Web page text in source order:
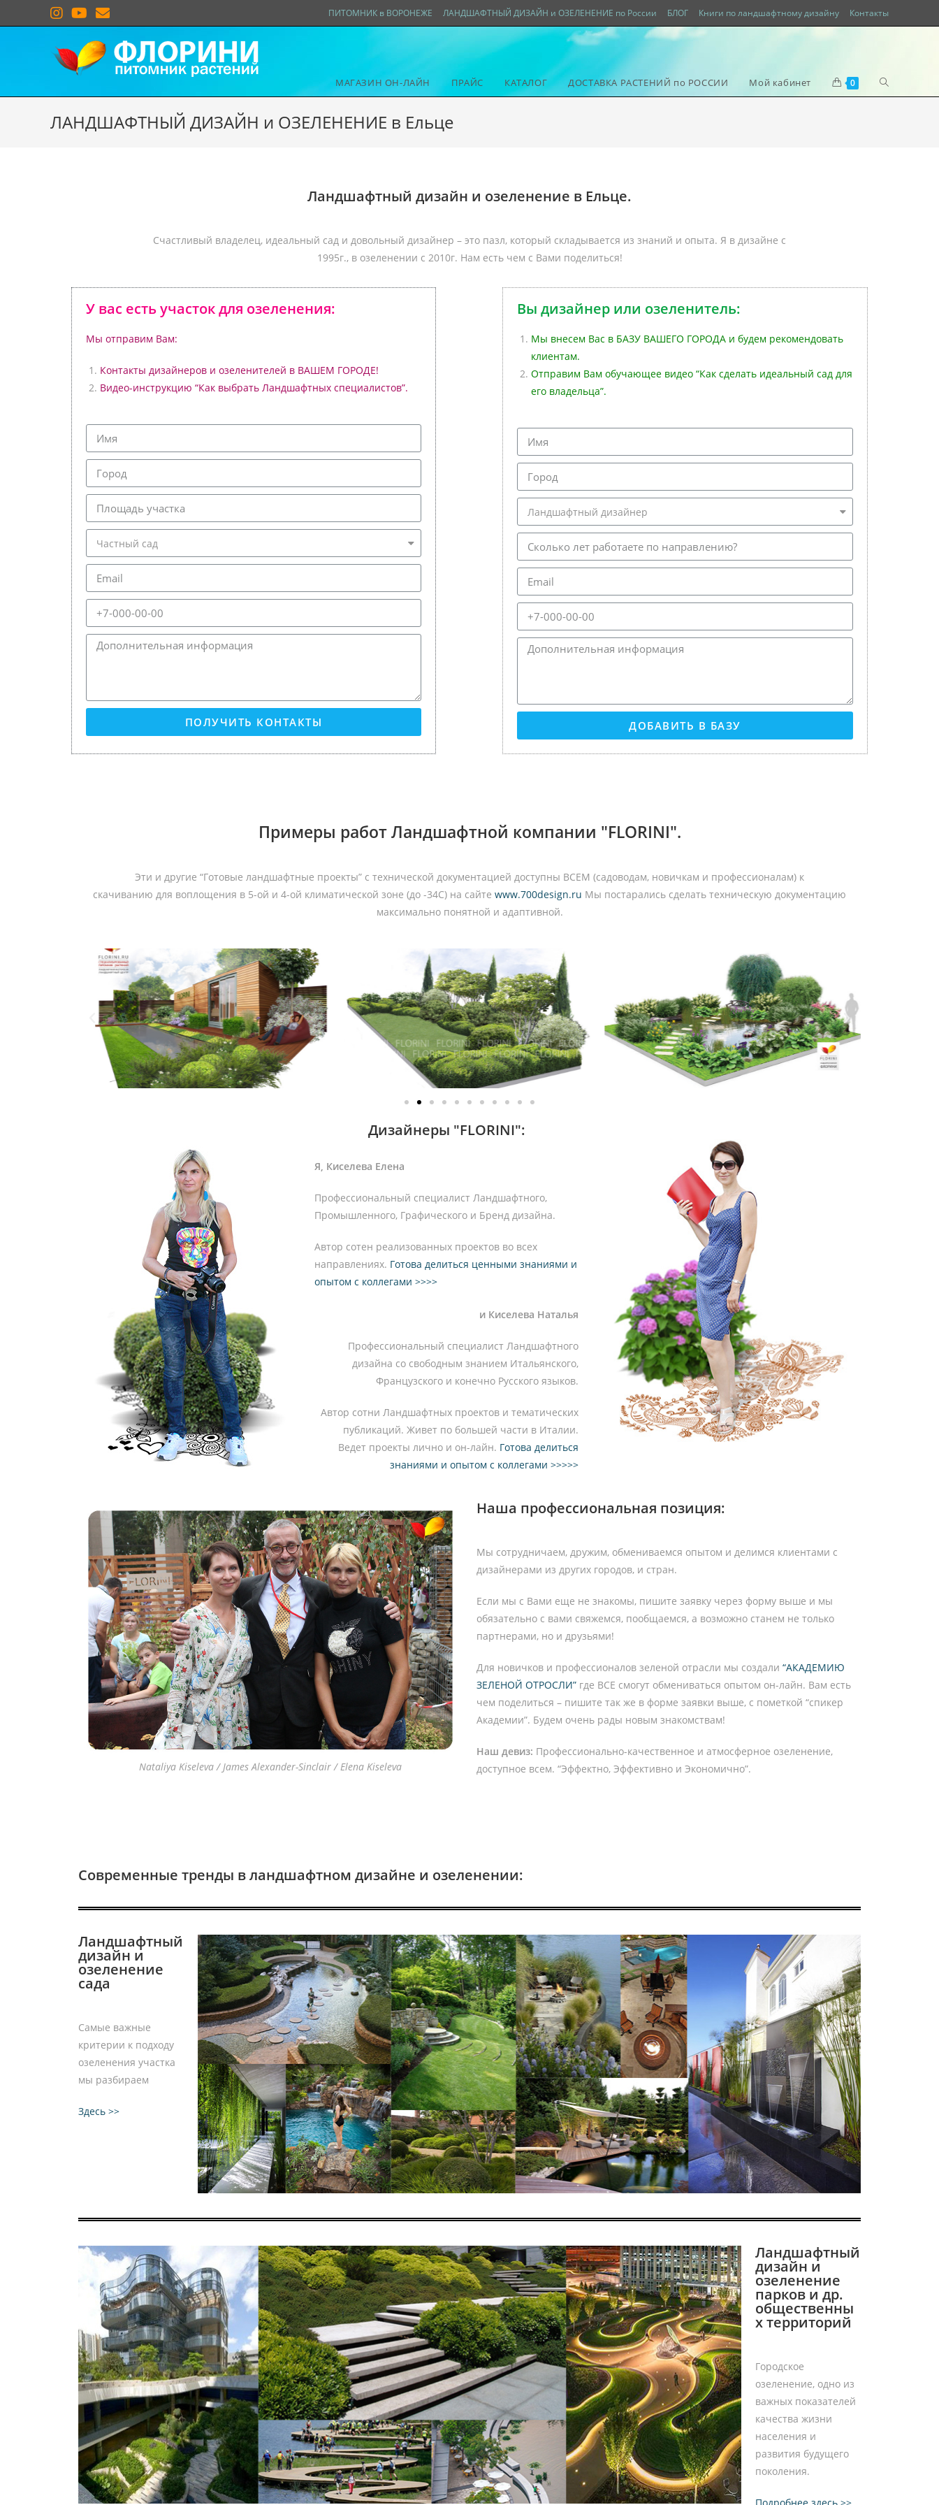
ПИТОМНИК в ВОРОНЕЖЕ ЛАНДШАФТНЫЙ ДИЗАЙН и ОЗЕЛЕНЕНИЕ по России БЛОГ Книги по ландшафтному дизайну Контакты
МАГАЗИН ОН-ЛАЙН ПРАЙС КАТАЛОГ ДОСТАВКА РАСТЕНИЙ по РОССИИ Мой кабинет 0
ЛАНДШАФТНЫЙ ДИЗАЙН и ОЗЕЛЕНЕНИЕ в Ельце
Ландшафтный дизайн и озеленение в Ельце.
Счастливый владелец, идеальный сад и довольный дизайнер – это пазл, который складывается из знаний и опыта. Я в дизайне с
1995г., в озеленении с 2010г. Нам есть чем с Вами поделиться!
У вас есть участок для озеленения:
Мы отправим Вам:
Контакты дизайнеров и озеленителей в ВАШЕМ ГОРОДЕ!
Видео-инструкцию “Как выбрать Ландшафтных специалистов”.
ПОЛУЧИТЬ КОНТАКТЫ
Вы дизайнер или озеленитель:
Мы внесем Вас в БАЗУ ВАШЕГО ГОРОДА и будем рекомендовать
клиентам.
Отправим Вам обучающее видео “Как сделать идеальный сад для
его владельца”.
ДОБАВИТЬ В БАЗУ
Примеры работ Ландшафтной компании "FLORINI".
Эти и другие “Готовые ландшафтные проекты” с технической документацией доступны ВСЕМ (садоводам, новичкам и профессионалам) к
скачиванию для воплощения в 5-ой и 4-ой климатической зоне (до -34С) на сайте www.700design.ru Мы постарались сделать техническую документацию
максимально понятной и адаптивной.
Дизайнеры "FLORINI":
Я, Киселева Елена
Профессиональный специалист Ландшафтного,
Промышленного, Графического и Бренд дизайна.
Автор сотен реализованных проектов во всех
направлениях. Готова делиться ценными знаниями и
опытом с коллегами >>>>
и Киселева Наталья
Профессиональный специалист Ландшафтного
дизайна со свободным знанием Итальянского,
Французского и конечно Русского языков.
Автор сотни Ландшафтных проектов и тематических
публикаций. Живет по большей части в Италии.
Ведет проекты лично и он-лайн. Готова делиться
знаниями и опытом с коллегами >>>>>
Nataliya Kiseleva / James Alexander-Sinclair / Elena Kiseleva
Наша профессиональная позиция:
Мы сотрудничаем, дружим, обмениваемся опытом и делимся клиентами с
дизайнерами из других городов, и стран.
Если мы с Вами еще не знакомы, пишите заявку через форму выше и мы
обязательно с вами свяжемся, пообщаемся, а возможно станем не только
партнерами, но и друзьями!
Для новичков и профессионалов зеленой отрасли мы создали “АКАДЕМИЮ
ЗЕЛЕНОЙ ОТРОСЛИ” где ВСЕ смогут обмениваться опытом он-лайн. Вам есть
чем поделиться – пишите так же в форме заявки выше, с пометкой “спикер
Академии”. Будем очень рады новым знакомствам!
Наш девиз: Профессионально-качественное и атмосферное озеленение,
доступное всем. “Эффектно, Эффективно и Экономично”.
Современные тренды в ландшафтном дизайне и озеленении:
Ландшафтный
дизайн и
озеленение
сада
Самые важные
критерии к подходу
озеленения участка
мы разбираем
Здесь >>
Ландшафтный
дизайн и
озеленение
парков и др.
общественны
х территорий
Городское
озеленение, одно из
важных показателей
качества жизни
населения и
развития будущего
поколения.
Подробнее здесь >>